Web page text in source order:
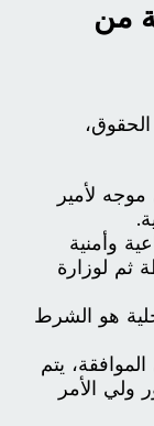
من
لأمير
وأمنية
ثم لوزارة
هو الشرط
يتم
ولي الأمر